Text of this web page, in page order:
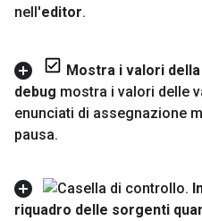
nell'editor.
Mostra i valori
debug mostra i valori delle
enunciati di assegnazione
pausa.
riquadro delle sorgenti